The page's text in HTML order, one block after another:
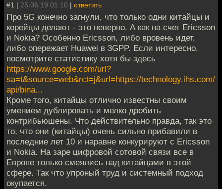
#1 | 25.06.19 01:10 | ответить
Про 5G конечно загнули, что только одни китайцы и
корейцы делают - это неверно. А как на счет Ericsson
и Nokia? Особенно Ericsson, либо вровень идет,
либо опережает Huawei в 3GPP. Если интересно,
посмотрите статистику хотя бы здесь
https://www.google.com/url?
sa=t&source=web&rct=j&url=https://technology.ihs.com/
api/bina...
Кроме того, китайцы отлично известны своим
умением дублировать и мелко дробить
контрибьюшены. Что действительно правда, так это
то, что они (китайцы) очень сильно прибавили в
последние лет 10 и наравне конкурируют с Ericsson
и Nokia. На заре цифровой сотовой связи все в
Европе только смеялись над китайцами в этой
сфере. Так что упроный труд и системный подход
окупается.